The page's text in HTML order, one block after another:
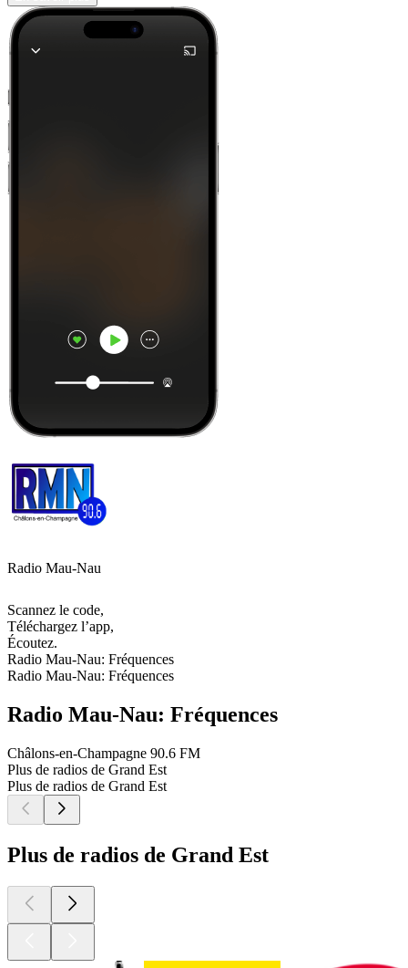
Radio Mau-Nau
Scannez le code,
Téléchargez l’app,
Écoutez.
Radio Mau-Nau: Fréquences
Radio Mau-Nau: Fréquences
Radio Mau-Nau: Fréquences
Châlons-en-Champagne 90.6 FM
Plus de radios de Grand Est
Plus de radios de Grand Est
Plus de radios de Grand Est